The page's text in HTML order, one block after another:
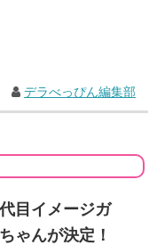
デラべっぴん編集部
目イメージガ
ゃんが決定！